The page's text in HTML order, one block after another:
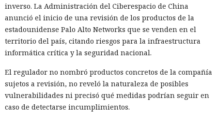
13:36 / 07.08.2026
Un comando oculto en hebreo eludió la seguridad de Atlas y
inverso. La Administración del Ciberespacio de China
anunció el inicio de una revisión de los productos de la
estadounidense Palo Alto Networks que se venden en el
territorio del país, citando riesgos para la infraestructura
informática crítica y la seguridad nacional.
El regulador no nombró productos concretos de la compañía
sujetos a revisión, no reveló la naturaleza de posibles
vulnerabilidades ni precisó qué medidas podrían seguir en
caso de detectarse incumplimientos.